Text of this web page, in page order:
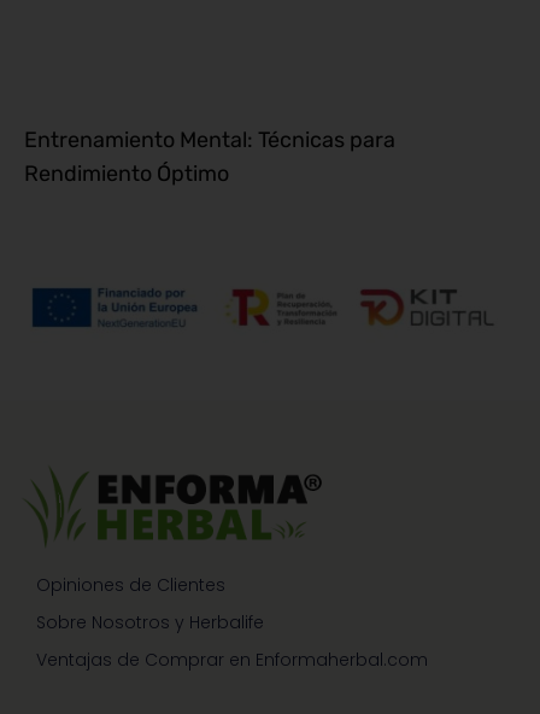
Entrenamiento Mental: Técnicas para
Rendimiento Óptimo
Opiniones de Clientes
Sobre Nosotros y Herbalife
Ventajas de Comprar en Enformaherbal.com